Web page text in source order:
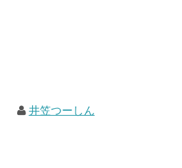
井笠つーしん